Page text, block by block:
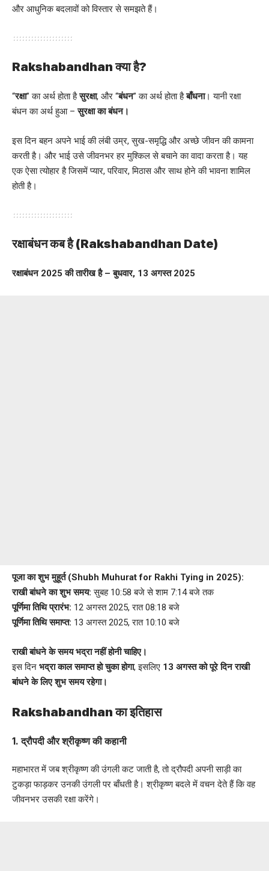
और आधुनिक बदलावों को विस्तार से समझते हैं।
Rakshabandhan क्या है?
“रक्षा” का अर्थ होता हैसुरक्षा, और “बंधन” का अर्थ होता हैबाँधना। यानी रक्षा
बंधन का अर्थ हुआ –सुरक्षा का बंधन।
इस दिन बहन अपने भाई की लंबी उम्र, सुख-समृद्धि और अच्छे जीवन की कामना
करती है। और भाई उसे जीवनभर हर मुश्किल से बचाने का वादा करता है। यह
एक ऐसा त्योहार है जिसमें प्यार, परिवार, मिठास और साथ होने की भावना शामिल
होती है।
रक्षाबंधन कब है (Rakshabandhan Date)
रक्षाबंधन 2025 की तारीख है – बुधवार, 13 अगस्त 2025
पूजा का शुभ मुहूर्त (Shubh Muhurat for Rakhi Tying in 2025):
राखी बांधने का शुभ समय: सुबह 10:58 बजे से शाम 7:14 बजे तक
पूर्णिमा तिथि प्रारंभ: 12 अगस्त 2025, रात 08:18 बजे
पूर्णिमा तिथि समाप्त: 13 अगस्त 2025, रात 10:10 बजे
राखी बांधने के समय भद्रा नहीं होनी चाहिए।
इस दिन भद्रा काल समाप्त हो चुका होगा, इसलिए 13 अगस्त को पूरे दिन राखी
बांधने के लिए शुभ समय रहेगा।
Rakshabandhan का इतिहास
1.द्रौपदी और श्रीकृष्ण की कहानी
महाभारत में जब श्रीकृष्ण की उंगली कट जाती है, तो द्रौपदी अपनी साड़ी का
टुकड़ा फाड़कर उनकी उंगली पर बाँधती है। श्रीकृष्ण बदले में वचन देते हैं कि वह
जीवनभर उसकी रक्षा करेंगे।